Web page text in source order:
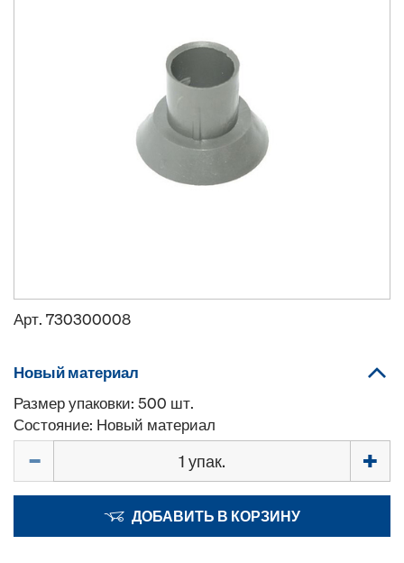
Арт. 730300008
Новый материал
Размер упаковки: 500 шт.
Состояние: Новый материал
ДОБАВИТЬ В КОРЗИНУ